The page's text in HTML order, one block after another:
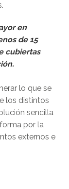
en
de 15
cubiertas
lo que se
los distintos
sencilla
por la
externos e